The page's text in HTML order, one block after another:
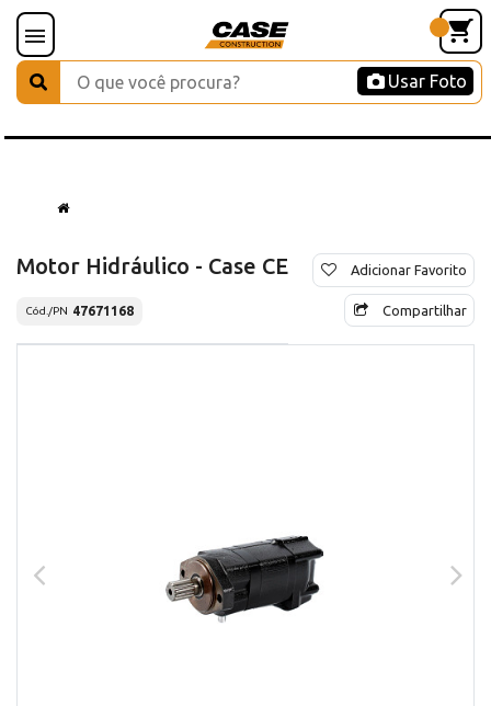
Usar Foto
Motor Hidráulico - Case CE
Cód./PN 47671168
Adicionar Favorito
Compartilhar